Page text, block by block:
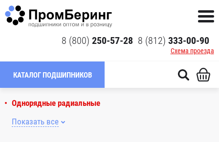
8 (800) 250-57-28 8 (812) 333-00-90
Схема проезда
КАТАЛОГ ПОДШИПНИКОВ
Однорядные радиальные
Показать все